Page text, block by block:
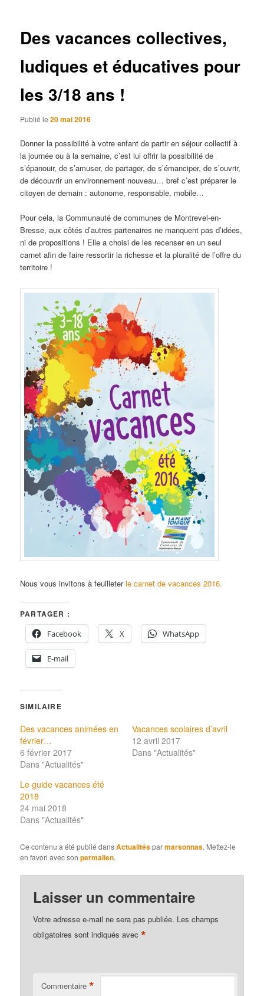
Des vacances collectives,
ludiques et éducatives pour
les 3/18 ans !
Publié le20 mai 2016
Donner la possibilité à votre enfant de partir en séjour collectif à
la journée ou à la semaine, c’est lui offrir la possibilité de
s’épanouir, de s’amuser, de partager, de s’émanciper, de s’ouvrir,
de découvrir un environnement nouveau… bref c’est préparer le
citoyen de demain : autonome, responsable, mobile…
Pour cela, la Communauté de communes de Montrevel-en-
Bresse, aux côtés d’autres partenaires ne manquent pas d’idées,
ni de propositions ! Elle a choisi de les recenser en un seul
carnet afin de faire ressortir la richesse et la pluralité de l’offre du
territoire !
Nous vous invitons à feuilleterle carnet de vacances 2016.
PARTAGER :
Facebook
X WhatsApp
E-mail
SIMILAIRE
Des vacances animées en
février…
6 février 2017
Dans "Actualités"
Vacances scolaires d’avril
12 avril 2017
Dans "Actualités"
Le guide vacances été
2018
24 mai 2018
Dans "Actualités"
Ce contenu a été publié dansActualitésparmarsonnas. Mettez-le
en favori avec sonpermalien.
Laisser un commentaire
Votre adresse e-mail ne sera pas publiée. Les champs
obligatoires sont indiqués avec*
Commentaire *